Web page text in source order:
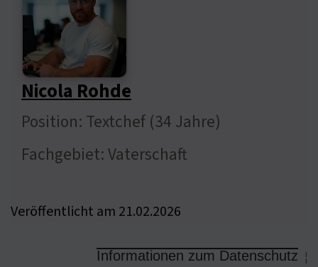
Nicola Rohde
Position: Textchef (34 Jahre)
Fachgebiet: Vaterschaft
Veröffentlicht am 21.02.2026
Informationen zum Datenschutz ¦